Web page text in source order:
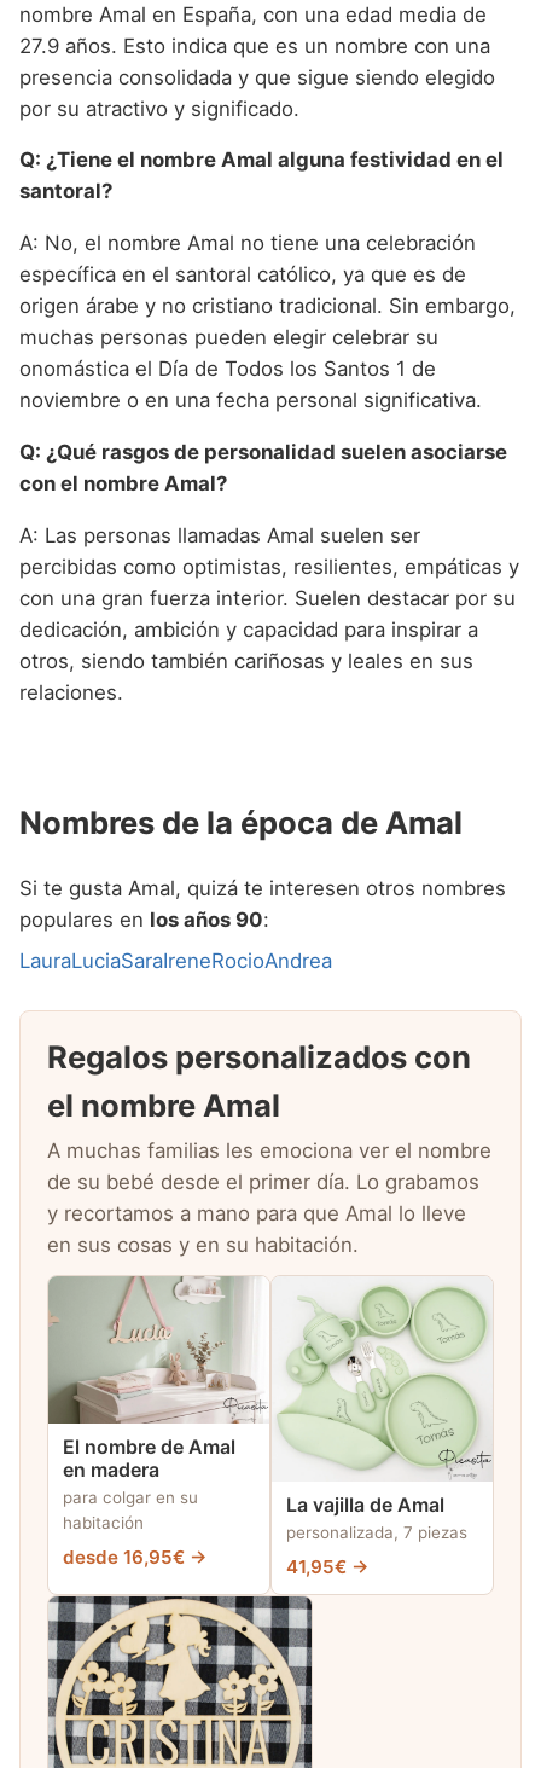
nombre Amal en España, con una edad media de
27.9 años. Esto indica que es un nombre con una
presencia consolidada y que sigue siendo elegido
por su atractivo y significado.
Q: ¿Tiene el nombre Amal alguna festividad en el
santoral?
A: No, el nombre Amal no tiene una celebración
específica en el santoral católico, ya que es de
origen árabe y no cristiano tradicional. Sin embargo,
muchas personas pueden elegir celebrar su
onomástica el Día de Todos los Santos 1 de
noviembre o en una fecha personal significativa.
Q: ¿Qué rasgos de personalidad suelen asociarse
con el nombre Amal?
A: Las personas llamadas Amal suelen ser
percibidas como optimistas, resilientes, empáticas y
con una gran fuerza interior. Suelen destacar por su
dedicación, ambición y capacidad para inspirar a
otros, siendo también cariñosas y leales en sus
relaciones.
Nombres de la época de Amal
Si te gusta Amal, quizá te interesen otros nombres
populares en los años 90:
LauraLuciaSaraIreneRocioAndrea
Regalos personalizados con
el nombre Amal
A muchas familias les emociona ver el nombre
de su bebé desde el primer día. Lo grabamos
y recortamos a mano para que Amal lo lleve
en sus cosas y en su habitación.
El nombre de Amal
en madera
para colgar en su
habitación
desde 16,95€ →
La vajilla de Amal
personalizada, 7 piezas
41,95€ →